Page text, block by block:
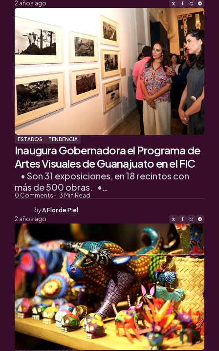
by
2 años ago
ESTADOS TENDENCIA
Inaugura Gobernadora el Programa de
Artes Visuales de Guanajuato en el FIC
0 Comments 3 Min Read
• Son 31 exposiciones, en 18 recintos con
más de 500 obras. •…
Posted
by
byA Flor de Piel
2 años ago